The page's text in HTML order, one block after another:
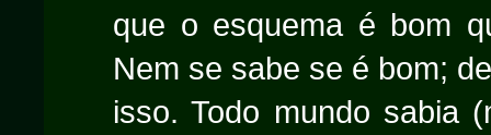
que o esquema é bom
Nem se sabe se é bom;
isso. Todo mundo sabia